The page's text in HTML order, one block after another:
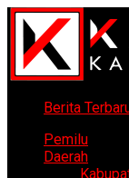
Berita
Pemilu
Daerah